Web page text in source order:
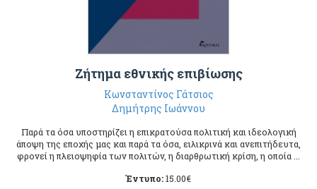
Ζήτημα εθνικής επιβίωσης
Κωνσταντίνος Γάτσιος
Δημήτρης Ιωάννου
Παρά τα όσα υποστηρίζει η επικρατούσα πολιτική και ιδεολογική
άποψη της εποχής μας και παρά τα όσα, ειλικρινά και ανεπιτήδευτα,
φρονεί η πλειοψηφία των πολιτών, η διαρθρωτική κρίση, η οποία ...
Έντυπο:15.00€